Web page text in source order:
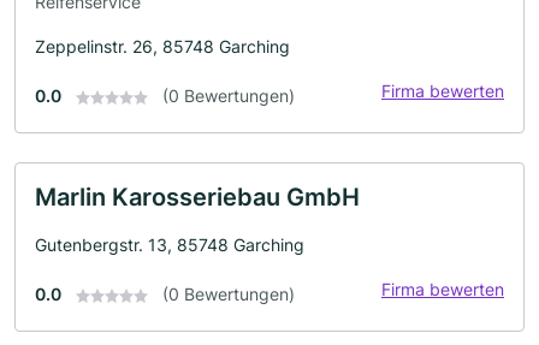
Zeppelinstr. 26, 85748 Garching
0.0 (0 Bewertungen) Firma bewerten
Marlin Karosseriebau GmbH
Gutenbergstr. 13, 85748 Garching
0.0 (0 Bewertungen) Firma bewerten